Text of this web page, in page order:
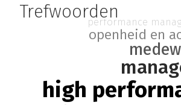
Trefwoorden
high
openheid en
performance